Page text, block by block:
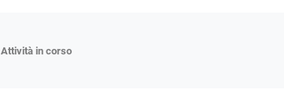
Attività in corso
Fiere